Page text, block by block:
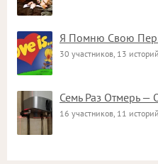
Я Помню Свою
30 участников, 13 историй
Семь Раз Отмерь —
16 участников, 11 историй